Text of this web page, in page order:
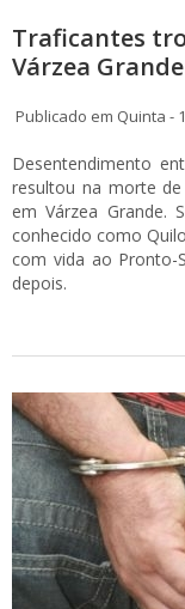
Traficantes
Várzea Grande
Publicado em Quinta -
Desentendimento
resultou na morte
em Várzea Grande.
conhecido como
com vida ao Pronto-
depois.